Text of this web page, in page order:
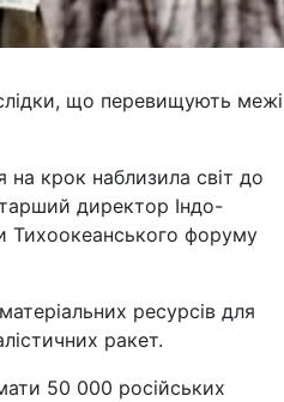
що перевищують межі
на крок наблизила світ до
директор Індо-
Тихоокеанського форуму
ресурсів для
ракет.
50 000 російських